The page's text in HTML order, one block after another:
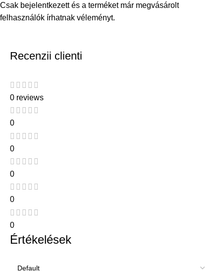
Csak bejelentkezett és a terméket már megvásárolt
felhasználók írhatnak véleményt.
Recenzii clienti
0 reviews
0
0
0
0
0
Értékelések